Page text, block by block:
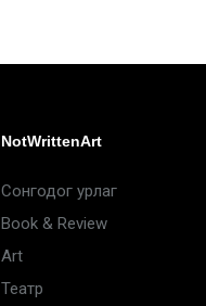
NotWrittenArt
Сонгодог урлаг
Book & Review
Art
Театр